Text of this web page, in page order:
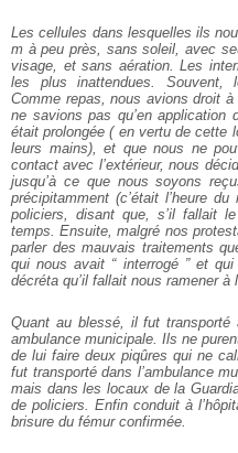
Les cellules dans lesquelles ils
m à peu près, sans soleil, avec
visage, et sans aération. Les
les plus inattendues. Souvent,
Comme repas, nous avions droit
ne savions pas qu’en
était prolongée ( en vertu de cette
leurs mains), et que nous ne
contact avec l’extérieur, nous
jusqu’à ce que nous soyons
précipitamment (c’était l’heure
policiers, disant que, s’il fallait
temps. Ensuite, malgré nos
parler des mauvais traitements
qui nous avait “ interrogé ” et
décréta qu’il fallait nous ramener à
Quant au blessé, il fut transporté
ambulance municipale. Ils ne
de lui faire deux piqûres qui ne
fut transporté dans l’ambulance
mais dans les locaux de la
de policiers. Enfin conduit à
brisure du fémur confirmée.